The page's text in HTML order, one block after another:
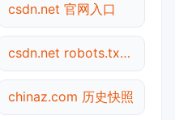
csdn.net 官网入口
csdn.net robots.txt检测
chinaz.com 历史快照